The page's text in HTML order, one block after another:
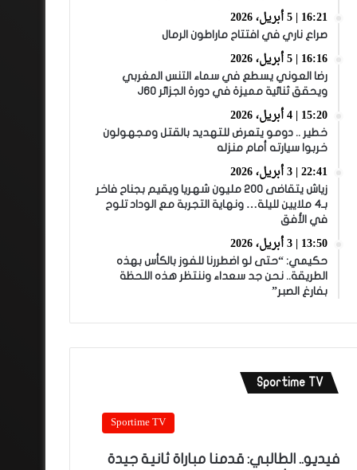
16:21 | 5 أبريل، 2026
صراع ناري في افتتاح ماراطون الرمال
16:16 | 5 أبريل، 2026
رضا العوني يسطع في سماء التنس المغربي
ويحقق ثنائية مميزة في دورة الجزائر J60
15:20 | 4 أبريل، 2026
خطير .. دومو يتعرض للتهديد بالقتل ومجهولون
خربوا سيارته أمام منزله
22:41 | 3 أبريل، 2026
زياش يتقاضى 200 مليون شهريا ويقيم بجناح فاخر
بـ4 ملايين لليلة… ونهاية التجربة مع الوداد تلوح
في الأفق
13:50 | 3 أبريل، 2026
حكيمي: “حتى لو اضطررنا للفوز بالكأس بهذه
الطريقة.. نحن جد سعداء وننتظر هذه اللحظة
بفارغ الصبر”
Sportime TV
Sportime TV
فيديو.. الطالبي: قدمنا مباراة ثانية جيدة